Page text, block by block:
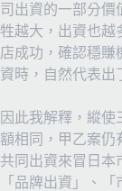
司出資的一部分價
牲越大，出資也越
店成功，確認穩賺
資時，自然代表出
因此我解釋，縱
額相同，甲乙案仍
共同出資來冒日本
「品牌出資」、